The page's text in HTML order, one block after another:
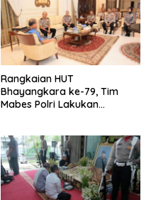
Rangkaian HUT
Bhayangkara ke-79, Tim
Mabes Polri Lakukan
Badrodin Haiti